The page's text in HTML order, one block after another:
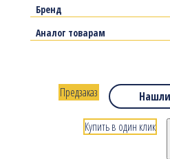
Бренд
Аналог товарам
Предзаказ
Купить в один клик